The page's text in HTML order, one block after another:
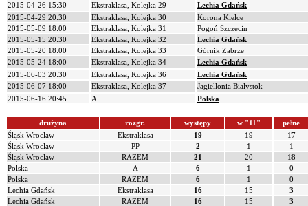
2015-04-26 15:30
Ekstraklasa, Kolejka 29
Lechia Gdańsk
2015-04-29 20:30
Ekstraklasa, Kolejka 30
Korona Kielce
2015-05-09 18:00
Ekstraklasa, Kolejka 31
Pogoń Szczecin
2015-05-15 20:30
Ekstraklasa, Kolejka 32
Lechia Gdańsk
2015-05-20 18:00
Ekstraklasa, Kolejka 33
Górnik Zabrze
2015-05-24 18:00
Ekstraklasa, Kolejka 34
Lechia Gdańsk
2015-06-03 20:30
Ekstraklasa, Kolejka 36
Lechia Gdańsk
2015-06-07 18:00
Ekstraklasa, Kolejka 37
Jagiellonia Białystok
2015-06-16 20:45
A Polska
drużyna rozgr. występy w "11"
pełne
Śląsk Wrocław
Ekstraklasa 19 19
17
Śląsk Wrocław
PP 2 1
1
Śląsk Wrocław
RAZEM 21 20
18
Polska
A 6 1
0
Polska
RAZEM 6 1
0
Lechia Gdańsk
Ekstraklasa 16 15
3
Lechia Gdańsk
RAZEM 16 15
3